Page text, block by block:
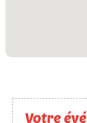
Votre